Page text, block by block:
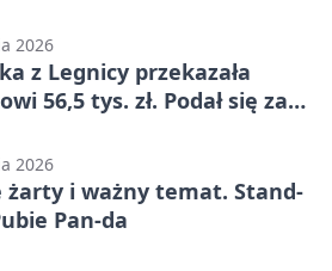
2026
z Legnicy przekazała
56,5 tys. zł. Podał się za
2026
żarty i ważny temat. Stand-
Pan-da